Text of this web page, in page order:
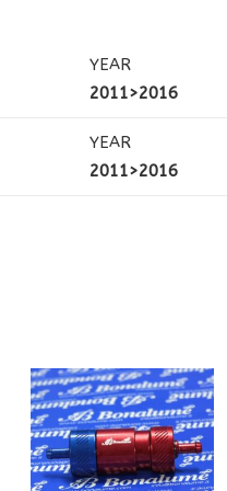
YEAR
2011>2016
YEAR
2011>2016